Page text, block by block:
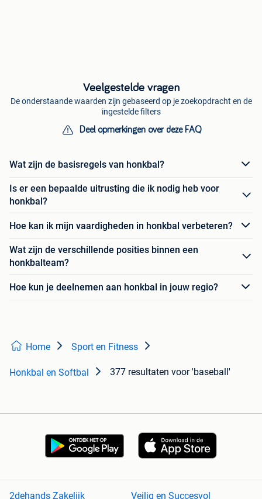
Veelgestelde vragen
De onderstaande waarden zijn gebaseerd op je zoekopdracht en de
ingestelde filters
Deel opmerkingen over deze FAQ
Wat zijn de basisregels van honkbal?
Is er een bepaalde uitrusting die ik nodig heb voor
honkbal?
Hoe kan ik mijn vaardigheden in honkbal verbeteren?
Wat zijn de verschillende posities binnen een
honkbalteam?
Hoe kun je deelnemen aan honkbal in jouw regio?
Home Sport en Fitness
Honkbal en Softbal 377 resultaten voor 'baseball'
2dehands Zakelijk Veilig en Succesvol